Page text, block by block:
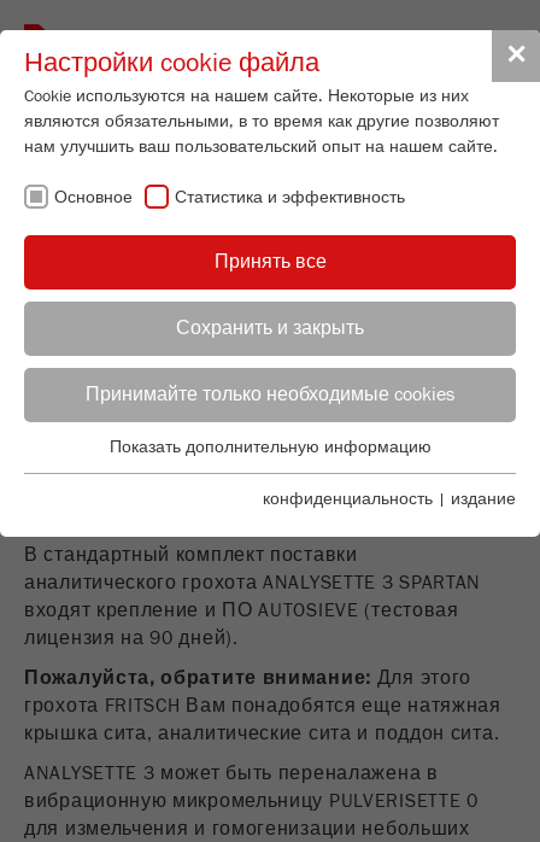
✕
Настройки cookie файла
Cookie используются на нашем сайте. Некоторые из них
являются обязательными, в то время как другие позволяют
нам улучшить ваш пользовательский опыт на нашем сайте.
Основное Статистика и эффективность
Принять все
Сохранить и закрыть
Принимайте только необходимые cookies
Основные cookies необходимы для основных функций
образом.
Название fe_typo_user
Провайдер TYPO3
Этот cookie является стандартным
закрытой области, когда пользователь
входит в систему.
Показать информацию о cookies
Название __utma
Провайдер google
В этом cookie хранится основная
Показать информацию о cookies
Показать дополнительную информацию
конфиденциальность | издание
КОНСУЛЬТАНТ ПО
ПРИМЕНЕНИЮ
ОТДЕЛ СБЫТА FRITSCH
USA Headquarters
Walter De Oliveira
FRITSCH GmbH - Milling and Sizing
USA Headquarters
Melissa Fauth
FRITSCH Milling and Sizing, Inc.
Jeff Scott
FRITSCH Milling and Sizing, Inc.
Toggle
ANALYSETTE 3
SPARTAN
№ для заказа 03.8020.00
ПОДРОБНЕЕ О ТОВАРЕ
ОПИСАНИЕ
ТЕХНИЧЕСКИЕ ХАРАКТЕРИСТИКИ
ВИДЕО / 3D АНИМАЦИЯ
ЗАГРУЗКИ
СРАВНЕНИЕ ИЗДЕЛИЙ
ПРИНАДЛЕЖНОСТИ
В стандартный комплект поставки
аналитического грохота ANALYSETTE 3 SPARTAN
входят крепление и ПО AUTOSIEVE (тестовая
лицензия на 90 дней).
Пожалуйста, обратите внимание: Для этого
грохота FRITSCH Вам понадобятся еще натяжная
крышка сита, аналитические сита и поддон сита.
ANALYSETTE 3 может быть переналажена в
вибрационную микромельницу PULVERISETTE 0
для измельчения и гомогенизации небольших